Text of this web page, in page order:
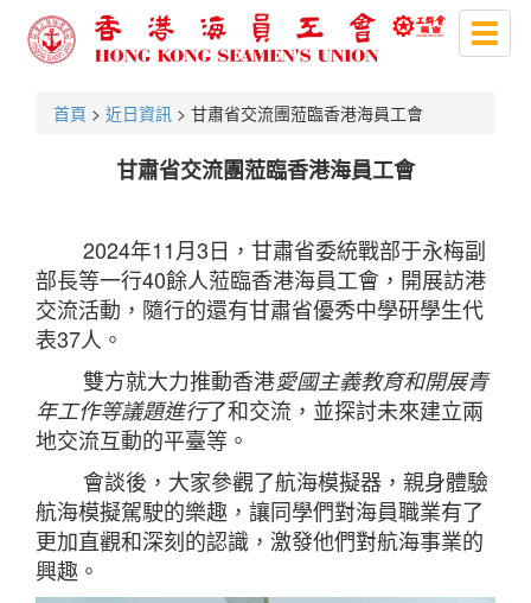
首頁 > 近日資訊 > 甘肅省交流團蒞臨香港海員工會
甘肅省交流團蒞臨香港海員工會
2024年11月3日，甘肅省委統戰部于永梅副
部長等一行40餘人蒞臨香港海員工會，開展訪港
交流活動，隨行的還有甘肅省優秀中學研學生代
表37人。
雙方就大力推動香港愛國主義教育和開展青
年工作等議題進行了和交流，並探討未來建立兩
地交流互動的平臺等。
會談後，大家參觀了航海模擬器，親身體驗
航海模擬駕駛的樂趣，讓同學們對海員職業有了
更加直觀和深刻的認識，激發他們對航海事業的
興趣。